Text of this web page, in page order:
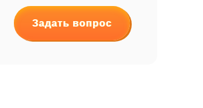
Задать вопрос